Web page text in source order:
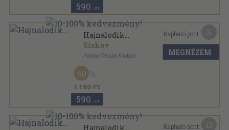
590 ,-Ft
Hajnalodik...
Siskov
Franklin Társulat Kiadása
Félvászon
1.180 Ft
50
590 ,-Ft
Kapható pont:
MEGNÉZEM
Hajnalodik... Kapható pont: